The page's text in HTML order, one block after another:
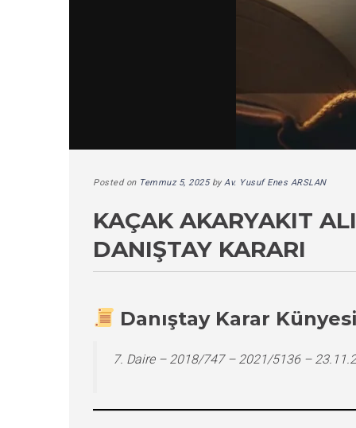
Posted on Temmuz 5, 2025byAv. Yusuf Enes ARSLAN
KAÇAK AKARYAKIT
DANIŞTAY KARARI
Danıştay Karar Künyesi
7. Daire – 2018/747 – 2021/5136 –